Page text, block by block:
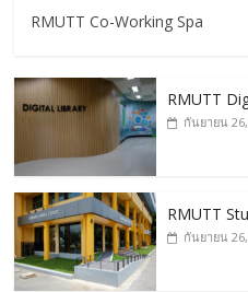
RMUTT Co-Working Spa
RMUTT
กันยายน
RMUTT
กันยายน